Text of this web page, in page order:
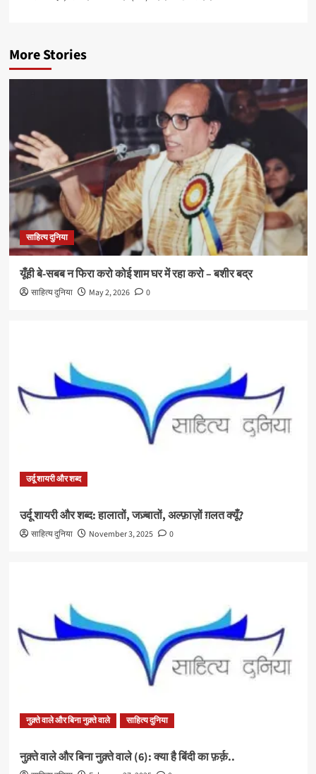
More Stories
साहित्य दुनिया
यूँही बे-सबब न फिरा करो कोई शाम घर में रहा करो – बशीर बद्र
साहित्य दुनिया May 2, 2026 0
उर्दू शायरी और शब्द
उर्दू शायरी और शब्द: हालातों, जज़्बातों, अल्फ़ाज़ों ग़लत क्यूँ?
साहित्य दुनिया November 3, 2025 0
नुक़्ते वाले और बिना नुक़्ते वाले साहित्य दुनिया
नुक़्ते वाले और बिना नुक़्ते वाले (6): क्या है बिंदी का फ़र्क़..